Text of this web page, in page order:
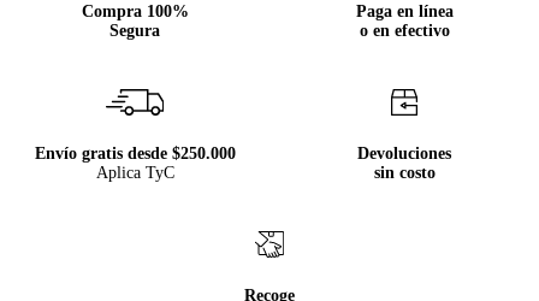
Compra 100%
Segura
Paga en línea
o en efectivo
Envío gratis desde $250.000
Aplica TyC
Devoluciones
sin costo
Recoge